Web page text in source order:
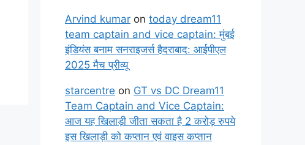
Arvind kumar on today dream11
team captain and vice captain: मुंबई
इंडियंस बनाम सनराइजर्स हैदराबाद: आईपीएल
2025 मैच प्रीव्यू
starcentre on GT vs DC Dream11
Team Captain and Vice Captain:
आज यह खिलाड़ी जीता सकता है 2 करोड़ रुपये
इस खिलाड़ी को कप्तान एवं वाइस कप्तान